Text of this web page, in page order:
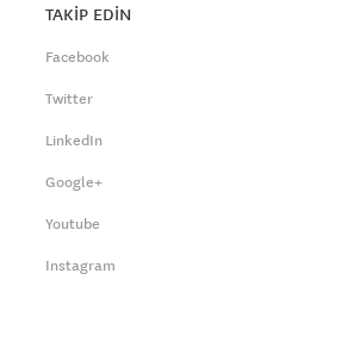
TAKİP EDİN
Facebook
Twitter
LinkedIn
Google+
Youtube
Instagram